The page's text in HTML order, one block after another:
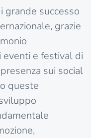
grande successo
grazie
eventi e festival di
sui social
queste